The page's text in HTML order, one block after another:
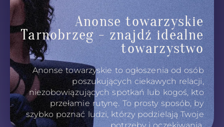
Anonse towarzyskie
Tarnobrzeg - znajdź idealne
towarzystwo
Anonse towarzyskie to ogłoszenia od osób
poszukujących ciekawych relacji,
niezobowiązujących spotkań lub kogoś, kto
przełamie rutynę. To prosty sposób, by
szybko poznać ludzi, którzy podzielają Twoje
potrzeby i oczekiwania.